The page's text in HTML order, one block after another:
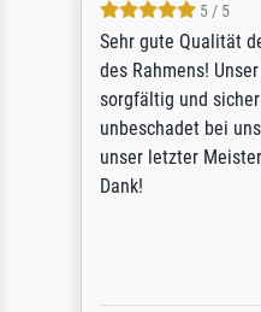
5 / 5
Sehr gute Qualität
des Rahmens!
sorgfältig und
unbeschadet bei
unser letzter
Dank!